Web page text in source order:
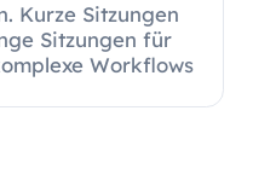
Kurze Sitzungen
Sitzungen für
Workflows